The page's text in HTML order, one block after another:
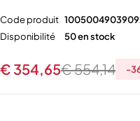
Code produit
Disponibilité
50 en stock
€554,14
€ 354,65 -